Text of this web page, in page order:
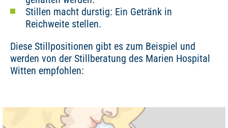
Stillen macht durstig: Ein Getränk in
Reichweite stellen.
Diese Stillpositionen gibt es zum Beispiel und
werden von der Stillberatung des Marien Hospital
Witten empfohlen: